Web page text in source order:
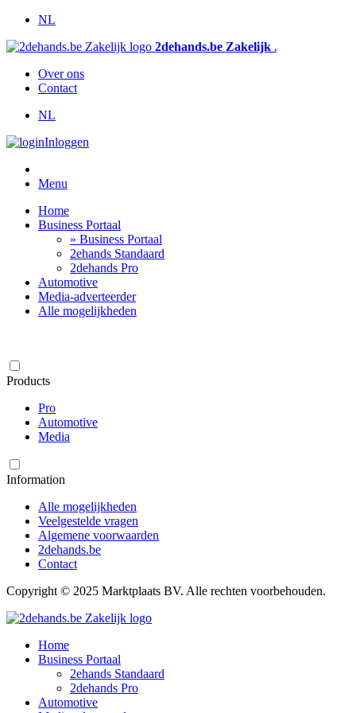
NL
2dehands.be Zakelijk .
Over ons
Contact
NL
Inloggen
Menu
Home
Business Portaal
» Business Portaal
2ehands Standaard
2dehands Pro
Automotive
Media-adverteerder
Alle mogelijkheden
Products
Pro
Automotive
Media
Information
Alle mogelijkheden
Veelgestelde vragen
Algemene voorwaarden
2dehands.be
Contact
Copyright © 2025 Marktplaats BV. Alle rechten voorbehouden.
Home
Business Portaal
2ehands Standaard
2dehands Pro
Automotive